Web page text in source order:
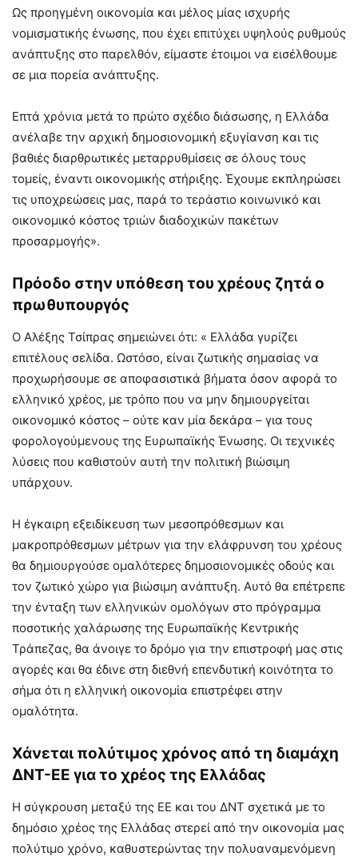
Ως προηγμένη οικονομία και μέλος μίας ισχυρής
νομισματικής ένωσης, που έχει επιτύχει υψηλούς ρυθμούς
ανάπτυξης στο παρελθόν, είμαστε έτοιμοι να εισέλθουμε
σε μια πορεία ανάπτυξης.
Επτά χρόνια μετά το πρώτο σχέδιο διάσωσης, η Ελλάδα
ανέλαβε την αρχική δημοσιονομική εξυγίανση και τις
βαθιές διαρθρωτικές μεταρρυθμίσεις σε όλους τους
τομείς, έναντι οικονομικής στήριξης. Έχουμε εκπληρώσει
τις υποχρεώσεις μας, παρά το τεράστιο κοινωνικό και
οικονομικό κόστος τριών διαδοχικών πακέτων
προσαρμογής».
Πρόοδο στην υπόθεση του χρέους ζητά ο
πρωθυπουργός
Ο Αλέξης Τσίπρας σημειώνει ότι: « Ελλάδα γυρίζει
επιτέλους σελίδα. Ωστόσο, είναι ζωτικής σημασίας να
προχωρήσουμε σε αποφασιστικά βήματα όσον αφορά το
ελληνικό χρέος, με τρόπο που να μην δημιουργείται
οικονομικό κόστος – ούτε καν μία δεκάρα – για τους
φορολογούμενους της Ευρωπαϊκής Ένωσης. Οι τεχνικές
λύσεις που καθιστούν αυτή την πολιτική βιώσιμη
υπάρχουν.
Η έγκαιρη εξειδίκευση των μεσοπρόθεσμων και
μακροπρόθεσμων μέτρων για την ελάφρυνση του χρέους
θα δημιουργούσε ομαλότερες δημοσιονομικές οδούς και
τον ζωτικό χώρο για βιώσιμη ανάπτυξη. Αυτό θα επέτρεπε
την ένταξη των ελληνικών ομολόγων στο πρόγραμμα
ποσοτικής χαλάρωσης της Ευρωπαϊκής Κεντρικής
Τράπεζας, θα άνοιγε το δρόμο για την επιστροφή μας στις
αγορές και θα έδινε στη διεθνή επενδυτική κοινότητα το
σήμα ότι η ελληνική οικονομία επιστρέφει στην
ομαλότητα.
Χάνεται πολύτιμος χρόνος από τη διαμάχη
ΔΝΤ-ΕΕ για το χρέος της Ελλάδας
Η σύγκρουση μεταξύ της ΕΕ και του ΔΝΤ σχετικά με το
δημόσιο χρέος της Ελλάδας στερεί από την οικονομία μας
πολύτιμο χρόνο, καθυστερώντας την πολυαναμενόμενη